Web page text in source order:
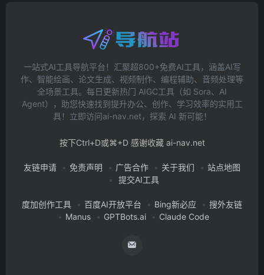
一站式AI工具导航平台！汇聚超800+免费AI工具，涵盖AI写
作、智能绘画、论文生成、视频制作、编程辅助、音频处理等
全场景工具。每日更新热门 AIGC工具（如 Sora、AI
Agent），助您快速找到提升办公、创作、学习效率的实用工
具！立即访问ai-nav.net，探索 AI 新可能！
按下Ctrl+D或⌘+D 感谢收藏 ai-nav.net
友链申请 免责声明 广告合作 关于我们
站点地图
提交AI工具
度加创作工具 百度AI开放平台 Bing新必应
搜外友链
Manus
GPTBots.ai Claude Code